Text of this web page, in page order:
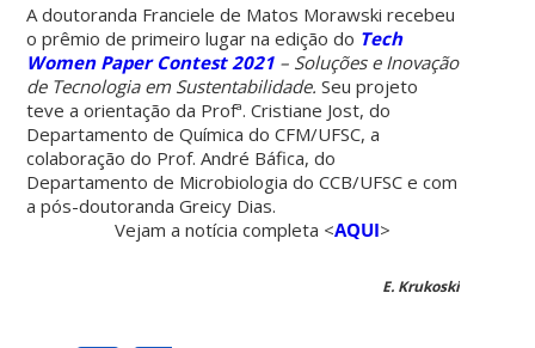
A doutoranda Franciele de Matos Morawski recebeu
o prêmio de primeiro lugar na edição do Tech
Women Paper Contest 2021 – Soluções e Inovação
de Tecnologia em Sustentabilidade. Seu projeto
teve a orientação da Profª. Cristiane Jost, do
Departamento de Química do CFM/UFSC, a
colaboração do Prof. André Báfica, do
Departamento de Microbiologia do CCB/UFSC e com
a pós-doutoranda Greicy Dias.
Vejam a notícia completa <AQUI>
E. Krukoski